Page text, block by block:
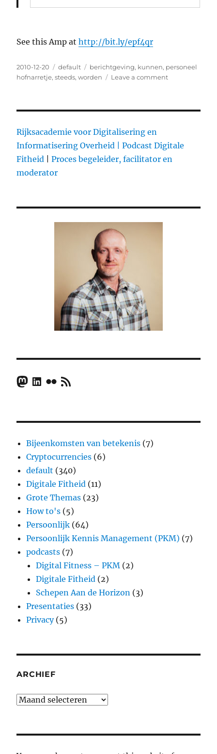
See this Amp athttp://bit.ly/epf4qr
Posted
on
2010-12-20 Categories
default Tags
berichtgeving, kunnen, personeel
hofnarretje,steeds,worden Leave a comment
Van
Riga’
mag
Rijksacademie voor Digitalisering en
Informatisering Overheid |
Podcast Digitale
Fitheid |Proces begeleider, facilitator en
moderator
Mastodon
LinkedIn
FlickrRSS Feed
Bijeenkomsten van betekenis (7)
Cryptocurrencies (6)
default (340)
Digitale Fitheid (11)
Grote Themas (23)
How to's (5)
Persoonlijk (64)
Persoonlijk Kennis Management (PKM) (7)
podcasts (7)
Digital Fitness – PKM (2)
Digitale Fitheid (2)
Schepen Aan de Horizon (3)
Presentaties (33)
Privacy(5)
ARCHIEF
Archief